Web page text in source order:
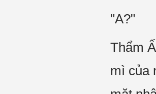
"A?"
Thẩm
mì của